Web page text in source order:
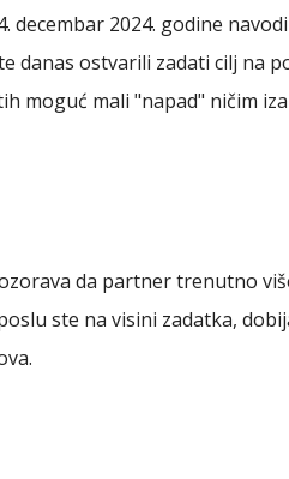
decembar 2024. godine
danas ostvarili zadati cilj na
moguć mali "napad" ničim
da partner trenutno
ste na visini zadatka,